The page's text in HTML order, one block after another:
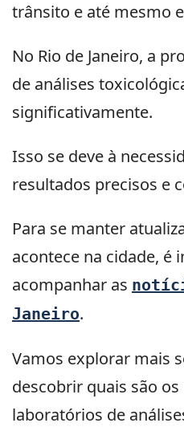
trânsito e até mesmo
No Rio de Janeiro, a
de análises
significativamente.
Isso se deve à
resultados precisos e
Para se manter
acontece na cidade, é
acompanhar as
Janeiro.
Vamos explorar mais
descobrir quais são
laboratórios de